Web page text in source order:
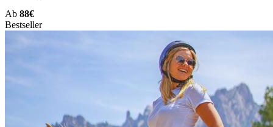
Ab 88€
Bestseller